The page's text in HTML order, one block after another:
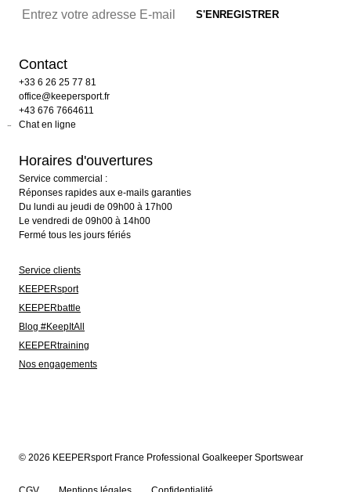
Contact
+33 6 26 25 77 81
office@keepersport.fr
+43 676 7664611
Chat en ligne
Horaires d'ouvertures
Service commercial :
Réponses rapides aux e-mails garanties
Du lundi au jeudi de 09h00 à 17h00
Le vendredi de 09h00 à 14h00
Fermé tous les jours fériés
Service clients
KEEPERsport
KEEPERbattle
Blog #KeepItAll
KEEPERtraining
Nos engagements
© 2026 KEEPERsport France Professional Goalkeeper Sportswear